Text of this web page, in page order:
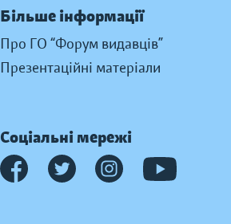
Більше інформації
Про ГО “Форум видавців”
Презентаційні матеріали
Соціальні мережі